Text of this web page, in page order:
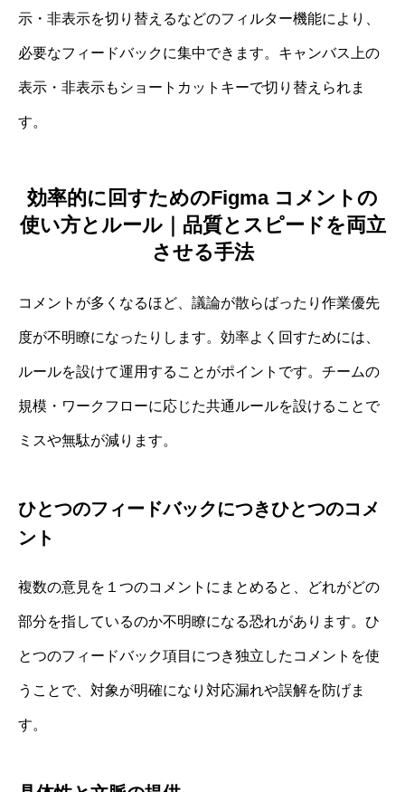
示・非表示を切り替えるなどのフィルター機能により、
必要なフィードバックに集中できます。キャンバス上の
表示・非表示もショートカットキーで切り替えられま
す。
効率的に回すためのFigma コメントの
使い方とルール｜品質とスピードを両立
させる手法
コメントが多くなるほど、議論が散らばったり作業優先
度が不明瞭になったりします。効率よく回すためには、
ルールを設けて運用することがポイントです。チームの
規模・ワークフローに応じた共通ルールを設けることで
ミスや無駄が減ります。
ひとつのフィードバックにつきひとつのコメ
ント
複数の意見を１つのコメントにまとめると、どれがどの
部分を指しているのか不明瞭になる恐れがあります。ひ
とつのフィードバック項目につき独立したコメントを使
うことで、対象が明確になり対応漏れや誤解を防げま
す。